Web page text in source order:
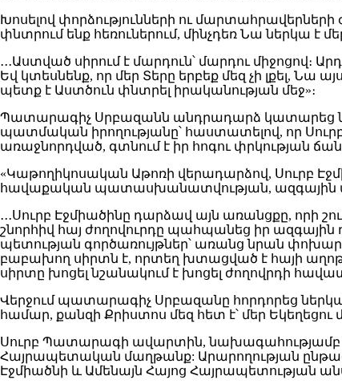
Խոսելով փորձությունների ու
փնտրում ենք հեռուներում, մինչդեռ Նա ներկա է
․․․Աստված սիրում է մարդուն՝ մարդու միջոցով։
Եվ կտեսնենք, որ մեր Տերը երբեք մեզ չի լքել,
պետք է Աստծուն փնտրել իրականության մեջ»։
Պատարագիչ Սրբազանն անդրադարձ կատարեց
պատմական իրողությանը՝ հաստատելով, որ
առաջնորդված, գտնում է իր հոգու փրկության
«Կաթողիկոսական Աթոռի վերադարձով, Սուրբ
հավաքական պատասխանատվության, ազգային
․․․Սուրբ Էջմիածինը դարձավ այն առանցքը, որի
շնորհիվ հայ ժողովուրդը պահպանեց իր ազգային
պետության գործառույթներ՝ առանց նրան
բաբախող սիրտն է, որտեղ խտացված է հայի
սիրտը խոցել նշանակում է խոցել ժողովրդի
Վերջում պատարագիչ Սրբազանը հորդորեց
համար, քանզի Քրիստոս մեզ հետ է՝ մեր
Սուրբ Պատարագի ավարտին, նախագահությամբ
Հայրապետական մաղթանք: Արարողության
Էջմիածնի և Ամենայն Հայոց Հայրապետության